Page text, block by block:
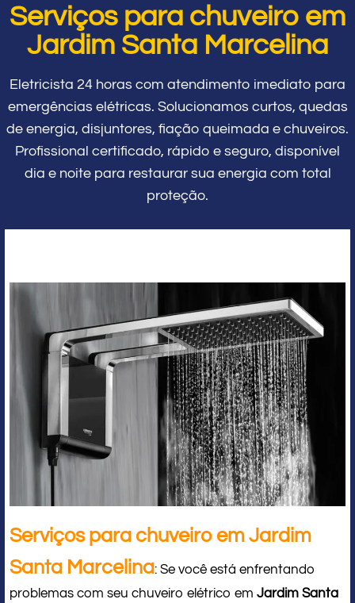
Serviços para chuveiro em
Jardim Santa Marcelina
Eletricista 24 horas com atendimento imediato para
emergências elétricas. Solucionamos curtos, quedas
de energia, disjuntores, fiação queimada e chuveiros.
Profissional certificado, rápido e seguro, disponível
dia e noite para restaurar sua energia com total
proteção.
Serviços para chuveiro em Jardim
Santa Marcelina: Se você está enfrentando
problemas com seu chuveiro elétrico em Jardim Santa